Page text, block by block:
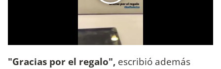
"Gracias por el regalo", escribió además